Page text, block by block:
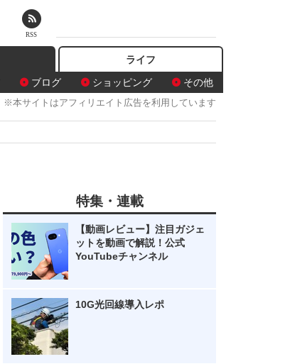
ブログ ショッピング その他
ライフ
※本サイトはアフィリエイト広告を利用しています
特集・連載
【動画レビュー】注目ガジェ
ットを動画で解説！公式
YouTubeチャンネル
10G光回線導入レポ
RSS